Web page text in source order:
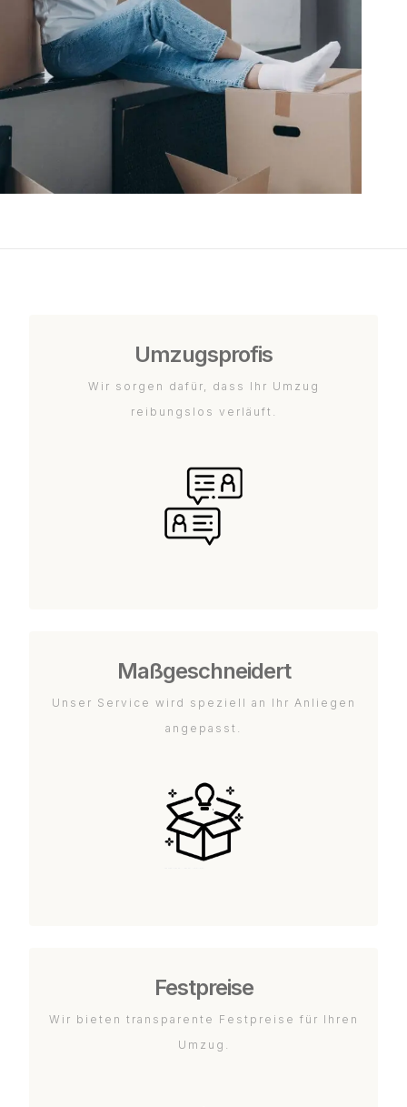
Umzugsprofis
Wir sorgen dafür, dass Ihr Umzug
reibungslos verläuft.
Maßgeschneidert
Unser Service wird speziell an Ihr Anliegen
angepasst.
Festpreise
Wir bieten transparente Festpreise für Ihren
Umzug.